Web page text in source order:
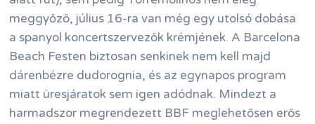
meggyőző, július 16-ra van még egy utolsó dobása
a spanyol koncertszervezők krémjének. A Barcelona
Beach Festen biztosan senkinek nem kell majd
dárenbézre dudorognia, és az egynapos program
miatt üresjáratok sem igen adódnak. Mindezt a
harmadszor megrendezett BBF meglehetősen erős